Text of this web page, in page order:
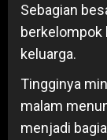
Sebagian
berkelompok
keluarga.
Tingginya
malam
menjadi